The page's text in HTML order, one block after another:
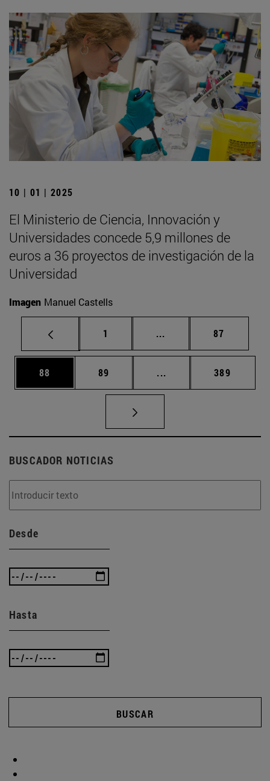
10 | 01 | 2025
El Ministerio de Ciencia, Innovación y
Universidades concede 5,9 millones de
euros a 36 proyectos de investigación de la
Universidad
Imagen Manuel Castells
Página
1 ... Páginas intermedias
Página
87
Página
88 Página
89 ... Páginas intermedias
Página
389
BUSCADOR NOTICIAS
Desde
Hasta
BUSCAR